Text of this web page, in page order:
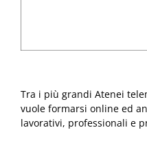
Tra i più grandi Atenei
vuole formarsi online ed
lavorativi, professionali e